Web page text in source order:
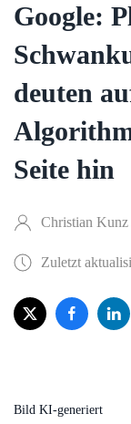
Google:
deuten
Seite hin
Christian Kunz
Zuletzt
Bild KI-generiert